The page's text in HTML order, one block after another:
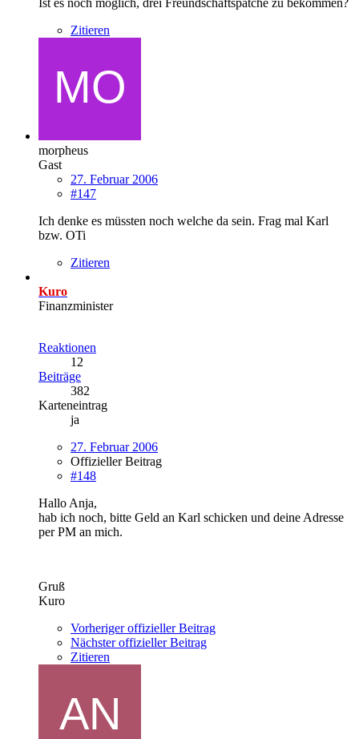
Zitieren
morpheus
Gast
27. Februar 2006
#147
Ich denke es müssten noch welche da sein. Frag mal Karl
bzw. OTi
Zitieren
Kuro
Finanzminister
Reaktionen
12
Beiträge
382
Karteneintrag
ja
27. Februar 2006
Offizieller Beitrag
#148
Hallo Anja,
hab ich noch, bitte Geld an Karl schicken und deine Adresse
per PM an mich.
Gruß
Kuro
Vorheriger offizieller Beitrag
Nächster offizieller Beitrag
Zitieren